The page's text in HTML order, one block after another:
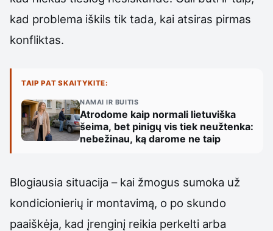
kad problema iškils tik tada, kai atsiras pirmas
konfliktas.
TAIP PAT SKAITYKITE:
NAMAI IR BUITIS
Atrodome kaip normali lietuviška
šeima, bet pinigų vis tiek neužtenka:
nebežinau, ką darome ne taip
Blogiausia situacija – kai žmogus sumoka už
kondicionierių ir montavimą, o po skundo
paaiškėja, kad įrenginį reikia perkelti arba